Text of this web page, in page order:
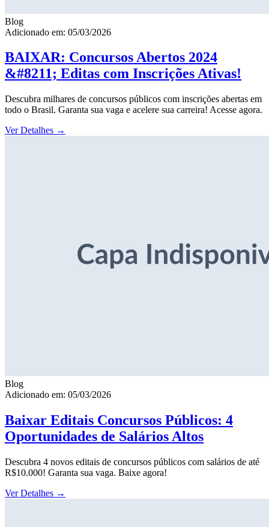
Blog
Adicionado em: 05/03/2026
BAIXAR: Concursos Abertos 2024
&#8211; Editas com Inscrições Ativas!
Descubra milhares de concursos públicos com inscrições abertas em
todo o Brasil. Garanta sua vaga e acelere sua carreira! Acesse agora.
Ver Detalhes →
Blog
Adicionado em: 05/03/2026
Baixar Editais Concursos Públicos: 4
Oportunidades de Salários Altos
Descubra 4 novos editais de concursos públicos com salários de até
R$10.000! Garanta sua vaga. Baixe agora!
Ver Detalhes →